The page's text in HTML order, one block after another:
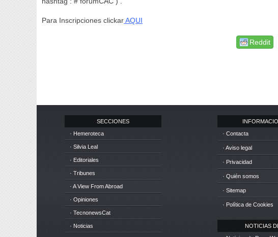
Para Inscripciones clickarAQUI
Reddit
SECCIONES
· Hemeroteca
· Silvia Leal
· Editoriales
· Tribunes
· A View From Abroad
· Opiniones
· TecnonewsCat
· Noticias
· Contacta
· Aviso legal
· Privacidad
· Quién somos
· Sitemap
· Política de Cookies
NOTICIAS